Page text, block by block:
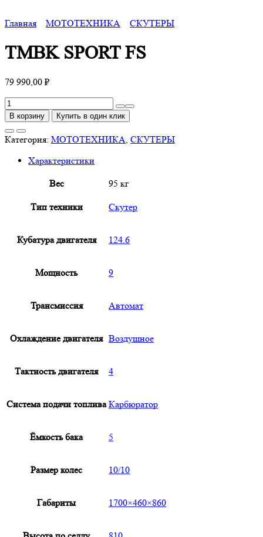
Главная МОТОТЕХНИКА СКУТЕРЫ
TMBK SPORT FS
79 990,00 ₽
Количество
товара
SPORT
В корзину Купить в один клик
Категория: МОТОТЕХНИКА, СКУТЕРЫ
Характеристики
Вес 95 кг
Тип техники Скутер
Кубатура двигателя 124.6
Мощность 9
Трансмиссия Автомат
Охлаждение двигателя Воздушное
Тактность двигателя 4
Система подачи топлива Карбюратор
Ёмкость бака 5
Размер колес 10/10
Габариты 1700×460×860